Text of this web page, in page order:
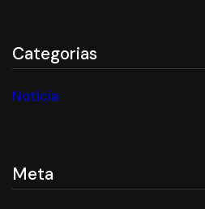
Categorias
Notícia
Meta